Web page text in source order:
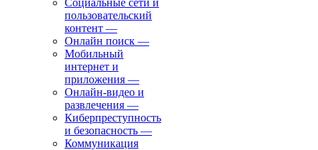
Социальные сети и
пользовательский
контент —
Онлайн поиск —
Мобильный
интернет и
приложения —
Онлайн-видео и
развлечения —
Киберпреступность
и безопасность —
Коммуникация